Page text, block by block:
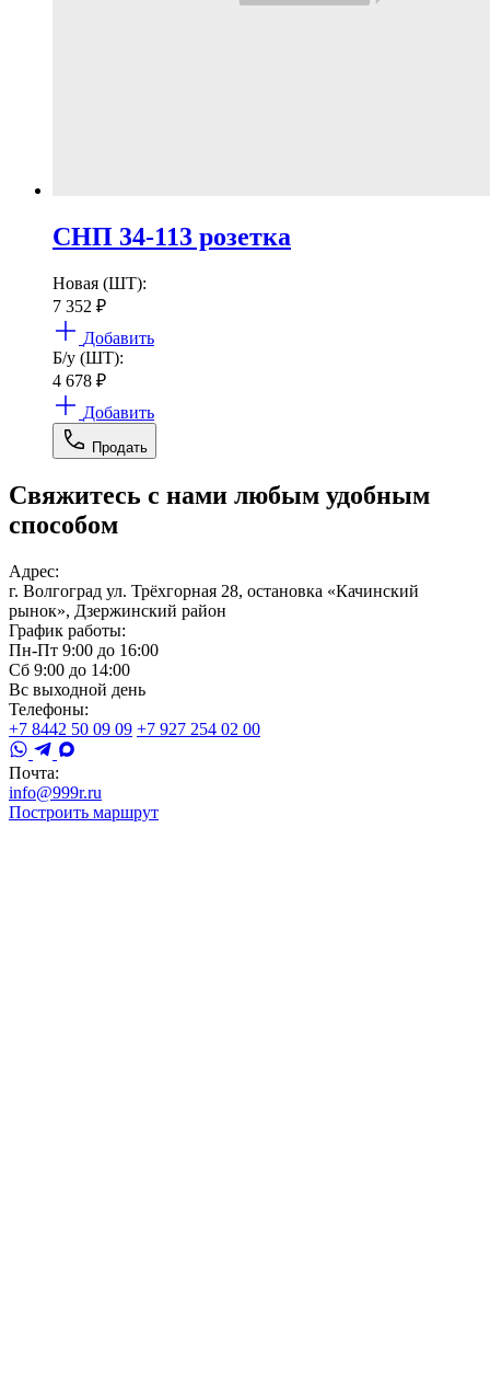
СНП 34-113 розетка
Новая (ШТ):
7 352 ₽
Добавить
Б/у (ШТ):
4 678 ₽
Добавить
Продать
Свяжитесь с нами любым удобным
способом
Адрес:
г. Волгоград ул. Трёхгорная 28, остановка «Качинский
рынок», Дзержинский район
График работы:
Пн-Пт 9:00 до 16:00
Сб 9:00 до 14:00
Вс выходной день
Телефоны:
+7 8442 50 09 09 +7 927 254 02 00
Почта:
info@999r.ru
Построить маршрут